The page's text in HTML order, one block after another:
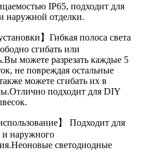
IP65, подходит для
наружной отделки.
】Гибкая полоса света
сгибать или
можете разрезать каждые 5
не повреждая остальные
можете сгибать их в
подходит для DIY
】 Подходит для
и наружного
светодиодные